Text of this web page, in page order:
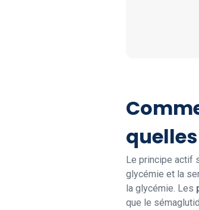
Le principe actif
glycémie et la
la glycémie. Les
que le